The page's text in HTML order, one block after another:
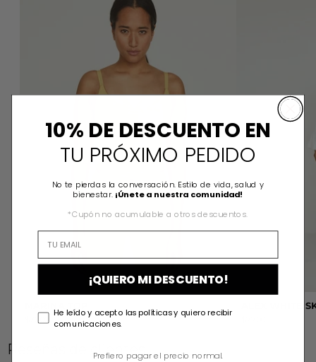
ALEX WHITE
Reseñas de clientes
10% DE DESCUENTO EN
TU PRÓXIMO PEDIDO
No te pierdas la conversación. Estilo de vida, salud y
bienestar. ¡Únete a nuestra comunidad!
*Cupón no acumulable a otros descuentos.
¡QUIERO MI DESCUENTO!
He leído y acepto las políticas y quiero recibir
comunicaciones.
Prefiero pagar el precio normal.